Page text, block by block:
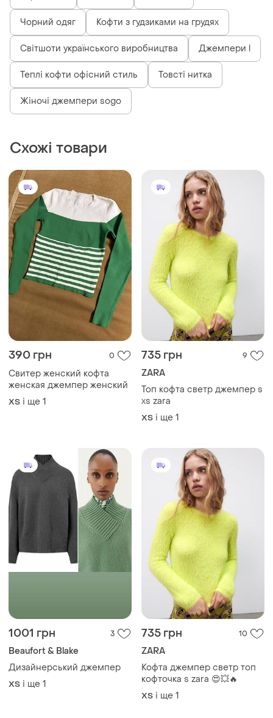
Чорний одяг Кофти з гудзиками на грудях
Світшоти українського виробництва Джемпери l
Теплі кофти офісний стиль Товсті нитка
Жіночі джемпери sogo
Схожі товари
390 грн 0
Свитер женский кофта
женская джемпер женский
ХS і ще 1
735 грн 9
ZARA
Топ кофта светр джемпер s
xs zara
ХS і ще 1
1001 грн 3
Beaufort & Blake
Дизайнерський джемпер
ХS і ще 1
735 грн 10
ZARA
Кофта джемпер светр топ
кофточка s zara 😍💥🔥
ХS і ще 1